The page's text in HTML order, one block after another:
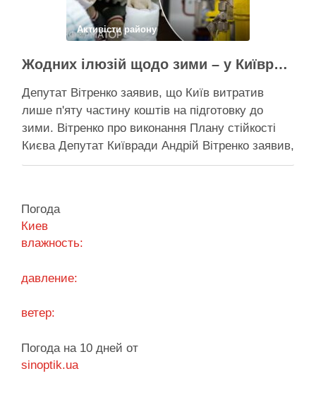
Активісти району
Жодних ілюзій щодо зими – у Київраді закидають, що КМДА виконала План стійкості на 20%
Депутат Вітренко заявив, що Київ витратив
лише п'яту частину коштів на підготовку до
зими. Вітренко про виконання Плану стійкості
Києва Депутат Київради Андрій Вітренко заявив,
що станом на 5 серпня столична влада
старту опалювального сезону …
Погода
Киев
влажность:
давление:
ветер:
Погода на 10 дней от
sinoptik.ua